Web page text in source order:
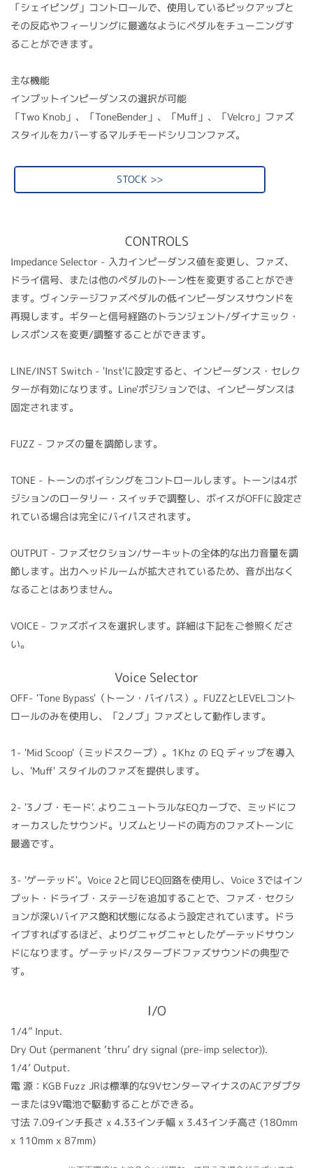
「シェイピング」コントロールで、使用しているピックアップと
その反応やフィーリングに最適なようにペダルをチューニングす
ることができます。
主な機能
インプットインピーダンスの選択が可能
「Two Knob」、「ToneBender」、「Muff」、「Velcro」ファズ
スタイルをカバーするマルチモードシリコンファズ。
STOCK >>
CONTROLS
Impedance Selector - 入力インピーダンス値を変更し、ファズ、
ドライ信号、または他のペダルのトーン性を変更することができ
ます。ヴィンテージファズペダルの低インピーダンスサウンドを
再現します。ギターと信号経路のトランジェント/ダイナミック・
レスポンスを変更/調整することができます。
LINE/INST Switch - 'Inst'に設定すると、インピーダンス・セレク
ターが有効になります。Line'ポジションでは、インピーダンスは
固定されます。
FUZZ - ファズの量を調節します。
TONE - トーンのボイシングをコントロールします。トーンは4ポ
ジションのロータリー・スイッチで調整し、ボイスがOFFに設定さ
れている場合は完全にバイパスされます。
OUTPUT - ファズセクション/サーキットの全体的な出力音量を調
節します。出力ヘッドルームが拡大されているため、音が出なく
なることはありません。
VOICE - ファズボイスを選択します。詳細は下記をご参照くださ
い。
Voice Selector
OFF- 'Tone Bypass'（トーン・バイパス）。FUZZとLEVELコント
ロールのみを使用し、「2ノブ」ファズとして動作します。
1- 'Mid Scoop'（ミッドスクープ）。1Khz の EQ ディップを導入
し、'Muff' スタイルのファズを提供します。
2- '3ノブ・モード'. よりニュートラルなEQカーブで、ミッドにフ
ォーカスしたサウンド。リズムとリードの両方のファズトーンに
最適です。
3- 'ゲーテッド'。Voice 2と同じEQ回路を使用し、Voice 3ではイン
プット・ドライブ・ステージを追加することで、ファズ・セクシ
ョンが深いバイアス飽和状態になるよう設定されています。ドラ
イブすればするほど、よりグニャグニャとしたゲーテッドサウン
ドになります。ゲーテッド/スターブドファズサウンドの典型で
す。
I/O
1/4” Input.
Dry Out (permanent ‘thru’ dry signal (pre-imp selector)).
1/4’ Output.
電 源：KGB Fuzz JRは標準的な9VセンターマイナスのACアダプタ
ーまたは9V電池で駆動することができる。
寸法 7.09インチ長さ x 4.33インチ幅 x 3.43インチ高さ (180mm
x 110mm x 87mm)